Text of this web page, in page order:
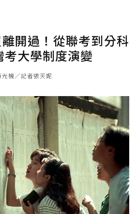
開過！從聯考到分科
大學制度演變
光機／記者張天妮